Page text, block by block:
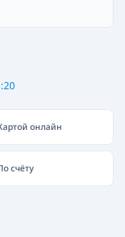
онлайн
счёту